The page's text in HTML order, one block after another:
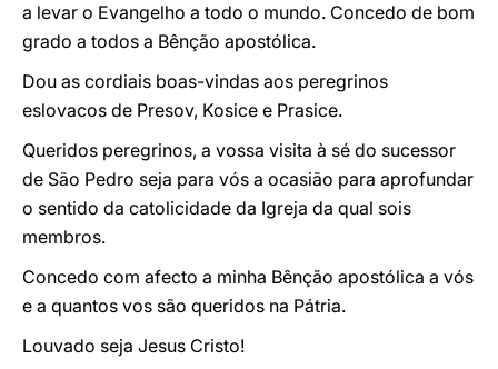
a levar o Evangelho a todo o mundo. Concedo de bom
grado a todos a Bênção apostólica.
Dou as cordiais boas-vindas aos peregrinos
eslovacos de Presov, Kosice e Prasice.
Queridos peregrinos, a vossa visita à sé do sucessor
de São Pedro seja para vós a ocasião para aprofundar
o sentido da catolicidade da Igreja da qual sois
membros.
Concedo com afecto a minha Bênção apostólica a vós
e a quantos vos são queridos na Pátria.
Louvado seja Jesus Cristo!